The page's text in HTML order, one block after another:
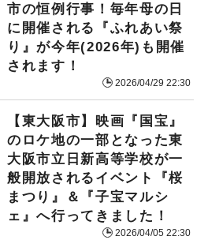
市の恒例行事！毎年母の日
に開催される『ふれあい祭
り』が今年(2026年)も開催
されます！
2026/04/29 22:30
【東大阪市】映画『国宝』
のロケ地の一部となった東
大阪市立日新高等学校が一
般開放されるイベント『桜
まつり』＆『子宝マルシ
ェ』へ行ってきました！
2026/04/05 22:30